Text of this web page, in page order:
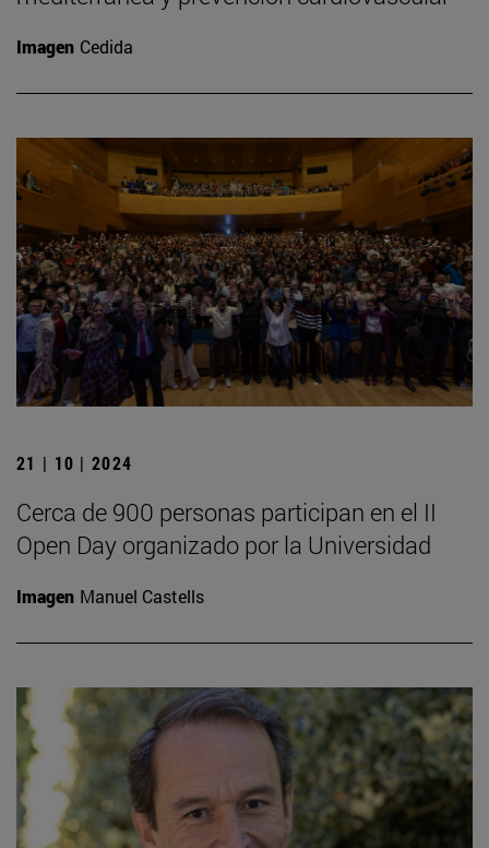
Imagen Cedida
21 | 10 | 2024
Cerca de 900 personas participan en el II
Open Day organizado por la Universidad
Imagen Manuel Castells